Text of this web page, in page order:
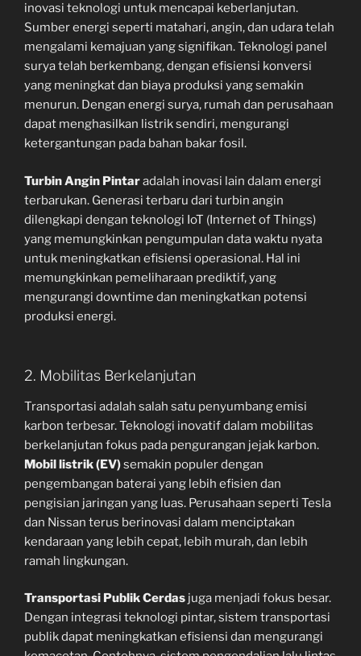
inovasi teknologi untuk mencapai keberlanjutan.
Sumber energi seperti matahari, angin, dan udara telah
mengalami kemajuan yang signifikan. Teknologi panel
surya telah berkembang, dengan efisiensi konversi
yang meningkat dan biaya produksi yang semakin
menurun. Dengan energi surya, rumah dan perusahaan
dapat menghasilkan listrik sendiri, mengurangi
ketergantungan pada bahan bakar fosil.
Turbin Angin Pintaradalah inovasi lain dalam energi
terbarukan. Generasi terbaru dari turbin angin
dilengkapi dengan teknologi IoT (Internet of Things)
yang memungkinkan pengumpulan data waktu nyata
untuk meningkatkan efisiensi operasional. Hal ini
memungkinkan pemeliharaan prediktif, yang
mengurangi downtime dan meningkatkan potensi
produksi energi.
2. Mobilitas Berkelanjutan
Transportasi adalah salah satu penyumbang emisi
karbon terbesar. Teknologi inovatif dalam mobilitas
berkelanjutan fokus pada pengurangan jejak karbon.
Mobil listrik (EV)semakin populer dengan
pengembangan baterai yang lebih efisien dan
pengisian jaringan yang luas. Perusahaan seperti Tesla
dan Nissan terus berinovasi dalam menciptakan
kendaraan yang lebih cepat, lebih murah, dan lebih
ramah lingkungan.
Transportasi Publik Cerdas juga menjadi fokus besar.
Dengan integrasi teknologi pintar, sistem transportasi
publik dapat meningkatkan efisiensi dan mengurangi